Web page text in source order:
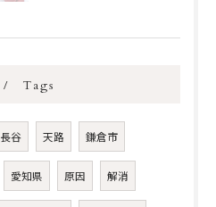
Tags
長谷 天路 鎌倉市
愛知県 原因 解消